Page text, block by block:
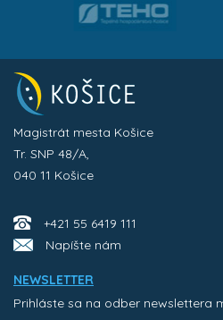
Magistrát mesta Košice
Tr. SNP 48/A,
040 11 Košice
+421 55 6419 111
Napíšte nám
NEWSLETTER
Prihláste sa na odber newslettera